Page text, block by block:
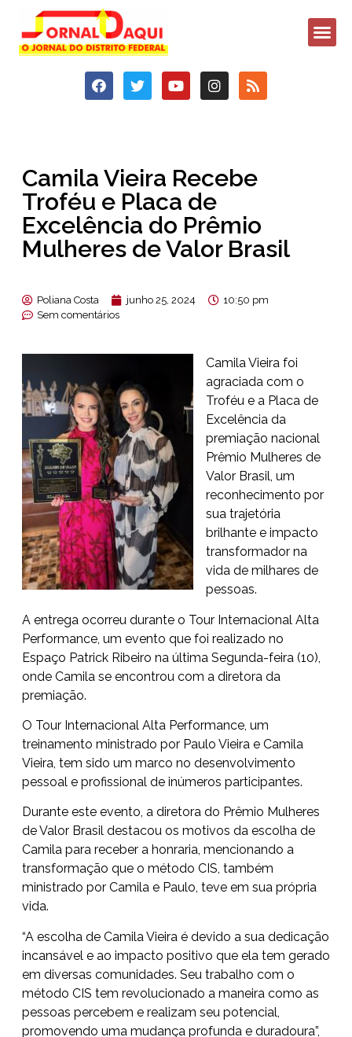
Camila Vieira Recebe
Troféu e Placa de
Excelência do Prêmio
Mulheres de Valor Brasil
Poliana Costa junho 25, 2024
10:50 pm
Sem comentários
Camila Vieira foi
agraciada com o
Troféu e a Placa de
Excelência da
premiação nacional
Prêmio Mulheres de
Valor Brasil, um
reconhecimento por
sua trajetória
brilhante e impacto
transformador na
vida de milhares de
pessoas.
A entrega ocorreu durante o Tour Internacional Alta
Performance, um evento que foi realizado no
Espaço Patrick Ribeiro na última Segunda-feira (10),
onde Camila se encontrou com a diretora da
premiação.
O Tour Internacional Alta Performance, um
treinamento ministrado por Paulo Vieira e Camila
Vieira, tem sido um marco no desenvolvimento
pessoal e profissional de inúmeros participantes.
Durante este evento, a diretora do Prêmio Mulheres
de Valor Brasil destacou os motivos da escolha de
Camila para receber a honraria, mencionando a
transformação que o método CIS, também
ministrado por Camila e Paulo, teve em sua própria
vida.
“A escolha de Camila Vieira é devido a sua dedicação
incansável e ao impacto positivo que ela tem gerado
em diversas comunidades. Seu trabalho com o
método CIS tem revolucionado a maneira como as
pessoas percebem e realizam seu potencial,
promovendo uma mudança profunda e duradoura”,